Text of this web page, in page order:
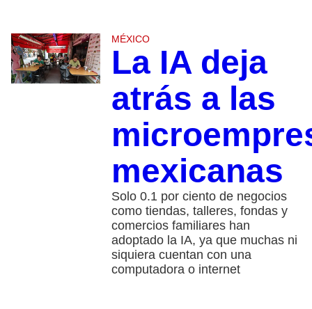
MÉXICO
La IA deja
atrás a las
mexicanas
Solo 0.1 por ciento de negocios
como tiendas, talleres, fondas y
comercios familiares han
adoptado la IA, ya que muchas ni
siquiera cuentan con una
computadora o internet